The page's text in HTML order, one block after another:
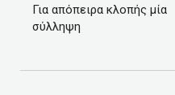
Για απόπειρα κλοπής μία
σύλληψη